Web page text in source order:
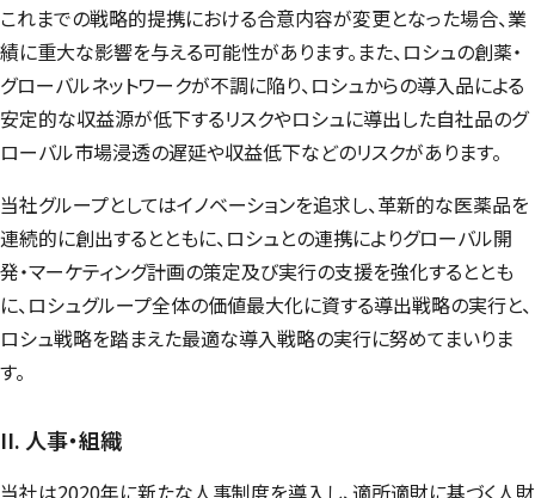
これまでの戦略的提携における合意内容が変更となった場合、業
績に重大な影響を与える可能性があります。また、ロシュの創薬・
グローバルネットワークが不調に陥り、ロシュからの導入品による
安定的な収益源が低下するリスクやロシュに導出した自社品のグ
ローバル市場浸透の遅延や収益低下などのリスクがあります。
当社グループとしてはイノベーションを追求し、革新的な医薬品を
連続的に創出するとともに、ロシュとの連携によりグローバル開
発・マーケティング計画の策定及び実行の支援を強化するととも
に、ロシュグループ全体の価値最大化に資する導出戦略の実行と、
ロシュ戦略を踏まえた最適な導入戦略の実行に努めてまいりま
す。
II. 人事・組織
当社は2020年に新たな人事制度を導入し、適所適財に基づく人財